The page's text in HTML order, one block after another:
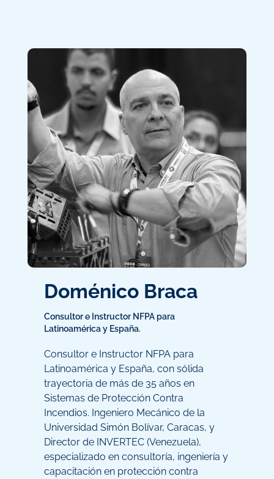
Doménico Braca
Consultor e Instructor NFPA para
Latinoamérica y España.
Consultor e Instructor NFPA para
Latinoamérica y España, con sólida
trayectoria de más de 35 años en
Sistemas de Protección Contra
Incendios. Ingeniero Mecánico de la
Universidad Simón Bolívar, Caracas, y
Director de INVERTEC (Venezuela),
especializado en consultoría, ingeniería y
capacitación en protección contra